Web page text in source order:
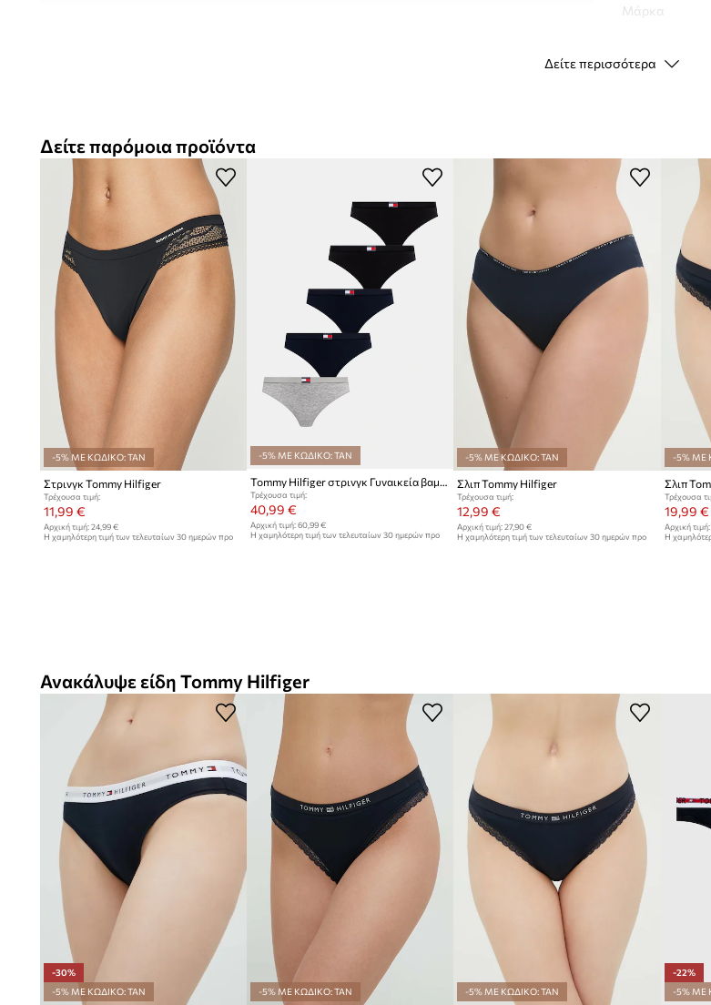
Μάρκα
ID προϊόντος
Δείτε περισσότερα
Δείτε παρόμοια προϊόντα
-5% ΜΕ ΚΩΔΙΚΟ: TAN
Στρινγκ Tommy Hilfiger
Τρέχουσα τιμή:
11,99 €
Αρχική τιμή: 24,99 €
Η χαμηλότερη τιμή των τελευταίων 30 ημερών προ
-5% ΜΕ ΚΩΔΙΚΟ: TAN
Tommy Hilfiger στρινγκ Γυναικεία βαμβακερά με ελαστάν 5-pack
Τρέχουσα τιμή:
40,99 €
Αρχική τιμή:60,99 €
Η χαμηλότερη τιμή των τελευταίων 30 ημερών προ
-5% ΜΕ ΚΩΔΙΚΟ: TAN
Σλιπ Tommy Hilfiger
Τρέχουσα τιμή:
12,99 €
Αρχική τιμή: 27,90 €
Η χαμηλότερη τιμή των τελευταίων 30 ημερών προ
-5% ΜΕ
Σλιπ
Τρέχουσα
19,99 €
Αρχική τιμή:
Η
Ανακάλυψε είδη Tommy Hilfiger
-30%
-5% ΜΕ ΚΩΔΙΚΟ: TAN
-5% ΜΕ ΚΩΔΙΚΟ: TAN -5% ΜΕ ΚΩΔΙΚΟ: TAN
-22%
-5% ΜΕ